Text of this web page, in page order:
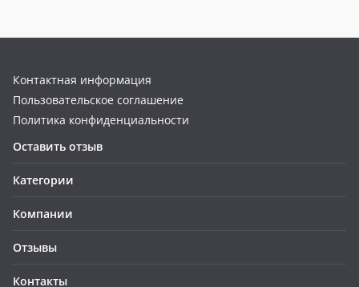
Контактная информация
Пользовательское соглашение
Политика конфиденциальности
Оставить отзыв
Категории
Компании
Отзывы
Контакты